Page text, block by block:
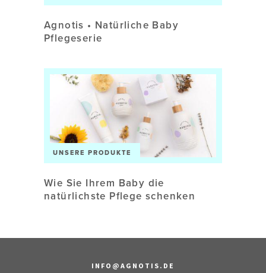
Agnotis • Natürliche Baby
Pflegeserie
UNSERE PRODUKTE
Wie Sie Ihrem Baby die
natürlichste Pflege schenken
INFO@AGNOTIS.DE